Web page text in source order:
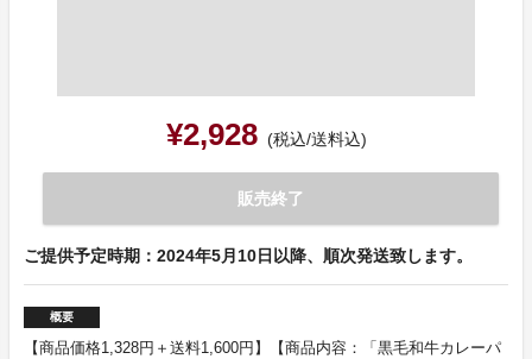
¥2,928 (税込/送料込)
販売終了
ご提供予定時期：2024年5月10日以降、順次発送致します。
概要
【商品価格1,328円＋送料1,600円】【商品内容：「黒毛和牛カレーパ